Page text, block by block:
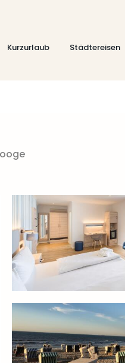
Kurzurlaub Städtereisen